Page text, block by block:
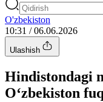
O'zbekiston
10:31 / 06.06.2026
Ulashish
Hindistondagi
O‘zbekiston